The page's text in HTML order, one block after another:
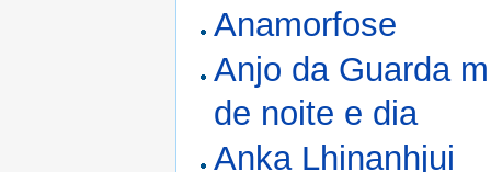
Anamorfose
Anjo da Guarda
de noite e dia
Anka Lhinanhjui